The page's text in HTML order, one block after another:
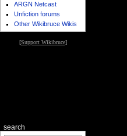
ARGN Netcast
Unfiction forums
Other Wikibruce Wikis
[Support Wikibruce]
search